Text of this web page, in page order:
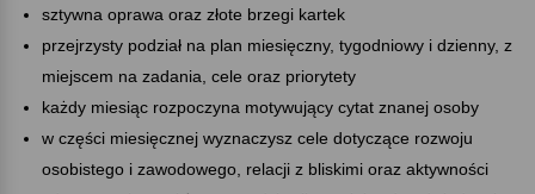
sztywna oprawa oraz złote brzegi kartek
przejrzysty podział na plan miesięczny, tygodniowy i dzienny, z
miejscem na zadania, cele oraz priorytety
każdy miesiąc rozpoczyna motywujący cytat znanej osoby
w części miesięcznej wyznaczysz cele dotyczące rozwoju
osobistego i zawodowego, relacji z bliskimi oraz aktywności